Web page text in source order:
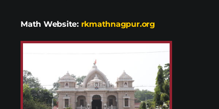
Math Website: rkmathnagpur.org